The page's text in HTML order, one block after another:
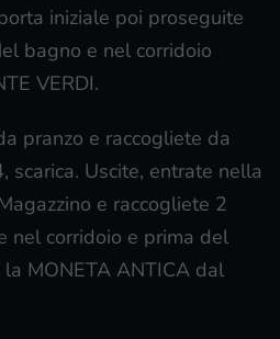
iniziale poi proseguite
bagno e nel corridoio
VERDI.
pranzo e raccogliete da
scarica. Uscite, entrate nella
e raccogliete 2
nel corridoio e prima del
MONETA ANTICA dal